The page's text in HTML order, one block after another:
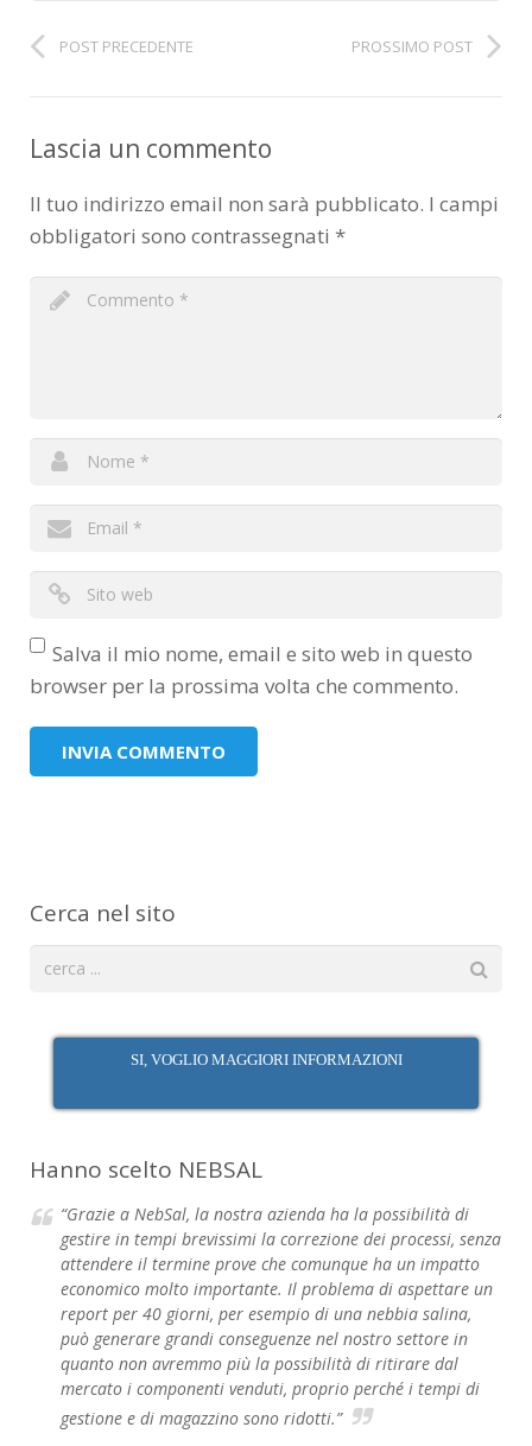
POST PRECEDENTE PROSSIMO POST
Lascia un commento
Il tuo indirizzo email non sarà pubblicato. I campi
obbligatori sono contrassegnati *
Salva il mio nome, email e sito web in questo
browser per la prossima volta che commento.
Cerca nel sito
SI, VOGLIO MAGGIORI INFORMAZIONI
Hanno scelto NEBSAL
“Grazie a NebSal, la nostra azienda ha la possibilità di
gestire in tempi brevissimi la correzione dei processi, senza
attendere il termine prove che comunque ha un impatto
economico molto importante. Il problema di aspettare un
report per 40 giorni, per esempio di una nebbia salina,
può generare grandi conseguenze nel nostro settore in
quanto non avremmo più la possibilità di ritirare dal
mercato i componenti venduti, proprio perché i tempi di
gestione e di magazzino sono ridotti.”